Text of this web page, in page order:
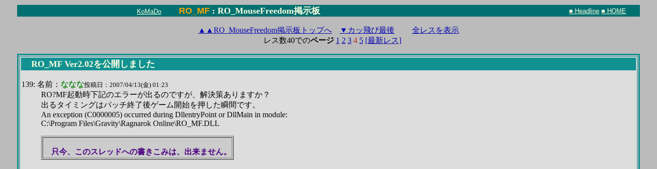
KoMaDo RO_MF : RO_MouseFreedom掲示板 ■ Headline ■ HOME
▲ ▲ RO_MouseFreedom掲示板トップへ ▼カッ飛び最後
全レスを表示
レス数40でのページ 1 2 3 4 5 [最新レス]
RO_MF Ver2.02を公開しました
139: 名前： ななな投稿日：2007/04/13(金) 01:23
RO?MF起動時下記のエラーが出るのですが、解決策ありますか？
出るタイミングはパッチ終了後ゲーム開始を押した瞬間です。
An exception (C0000005) occurred during DllentryPoint or DllMain in module:
C:\Program Files\Gravity\Ragnarok Online\RO_MF.DLL
只今、このスレッドへの書きこみは、出来ません。